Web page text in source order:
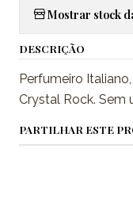
Mostrar stock
DESCRIÇÃO
Perfumeiro
Crystal Rock. Sem
PARTILHAR ESTE